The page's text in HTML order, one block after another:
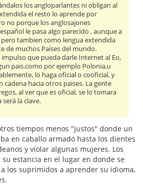
los angloparlantes ni obligan al
el resto lo aprende por
no porque los anglosajones
le pasa algo parecido , aunque a
tambien como lengua extendida
de muchos Países del mundo.
impulso que pueda darle Internet al Eo,
pais.como por ejemplo Polonia,u
lo haga oficial o cooficial, y
cadena hacia otros paises. La gente
al ver que es oficial, se lo tomara
será la clave.
tiempos menos "justos" donde un
en caballo armado hasta los dientes
y violar algunas mujeres. Los
su estancia en el lugar en donde se
los suprimidos a aprender su idioma,